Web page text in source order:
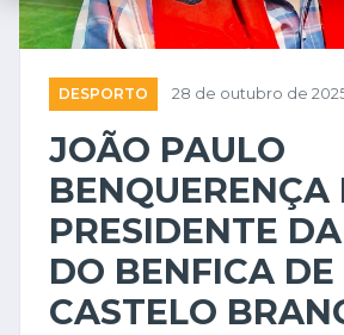
DESPORTO 28 de outubro de
JOÃO PAULO
BENQUERENÇA
PRESIDENTE
DO BENFICA DE
CASTELO